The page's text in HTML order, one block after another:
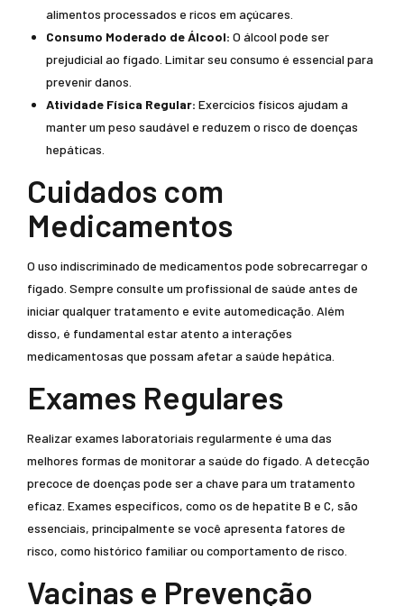
alimentos processados e ricos em açúcares.
Consumo Moderado de Álcool: O álcool pode ser
prejudicial ao fígado. Limitar seu consumo é essencial para
prevenir danos.
Atividade Física Regular: Exercícios físicos ajudam a
manter um peso saudável e reduzem o risco de doenças
hepáticas.
Cuidados com
Medicamentos
O uso indiscriminado de medicamentos pode sobrecarregar o
fígado. Sempre consulte um profissional de saúde antes de
iniciar qualquer tratamento e evite automedicação. Além
disso, é fundamental estar atento a interações
medicamentosas que possam afetar a saúde hepática.
Exames Regulares
Realizar exames laboratoriais regularmente é uma das
melhores formas de monitorar a saúde do fígado. A detecção
precoce de doenças pode ser a chave para um tratamento
eficaz. Exames específicos, como os de hepatite B e C, são
essenciais, principalmente se você apresenta fatores de
risco, como histórico familiar ou comportamento de risco.
Vacinas e Prevenção